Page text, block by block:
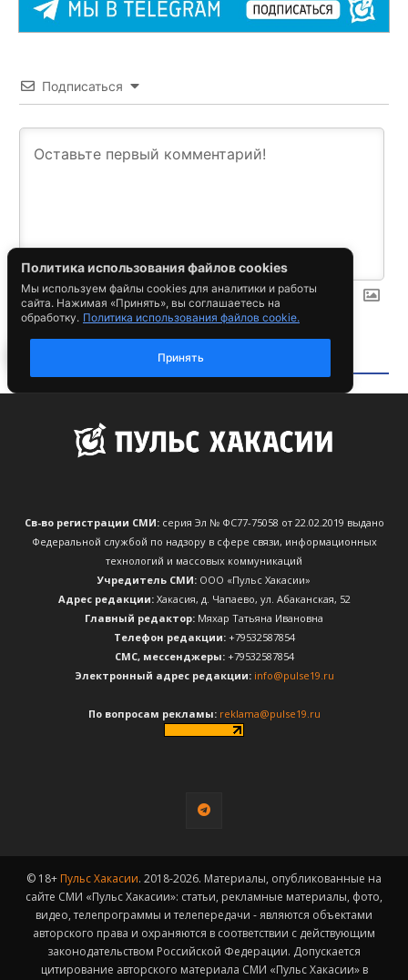
Св-во регистрации СМИ:серия Эл № ФС77-75058 от 22.02.2019 выдано
Федеральной службой по надзору в сфере связи, информационных
технологий и массовых коммуникаций
Учредитель СМИ: ООО «Пульс Хакасии»
Адрес редакции:Хакасия, д. Чапаево, ул. Абаканская, 52
Главный редактор: Мяхар Татьяна Ивановна
Телефон редакции:+79532587854
CМС, мессенджеры:+79532587854
Электронный адрес редакции: info@pulse19.ru
По вопросам рекламы: reklama@pulse19.ru
© 18+ Пульс Хакасии. 2018-2026. Материалы, опубликованные на
сайте СМИ «Пульс Хакасии»: статьи, рекламные материалы, фото,
видео, телепрограммы и телепередачи - являются объектами
авторского права и охраняются в соответствии с действующим
законодательством Российской Федерации. Допускается
цитирование авторского материала СМИ «Пульс Хакасии» в